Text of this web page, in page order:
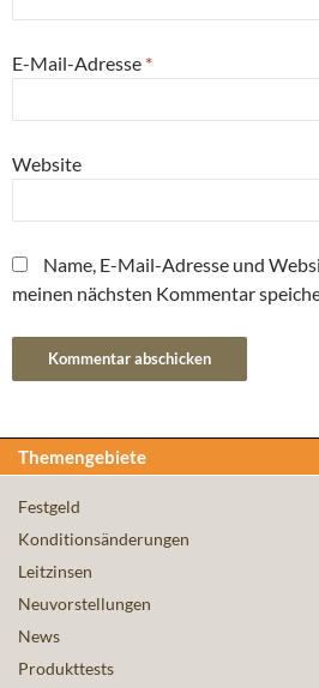
E-Mail-Adresse *
Website
Name, E-Mail-Adresse und
meinen nächsten Kommentar
Themengebiete
Festgeld
Konditionsänderungen
Leitzinsen
Neuvorstellungen
News
Produkttests